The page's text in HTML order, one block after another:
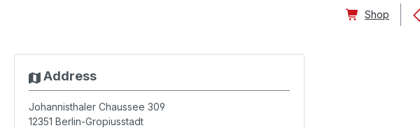
Shop
Address
Johannisthaler Chaussee 309
12351 Berlin-Gropiusstadt